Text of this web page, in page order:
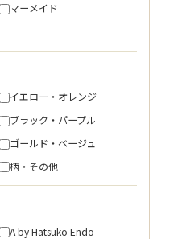
マーメイド
イエロー・オレンジ
ブラック・パープル
ゴールド・ベージュ
柄・その他
A by Hatsuko Endo